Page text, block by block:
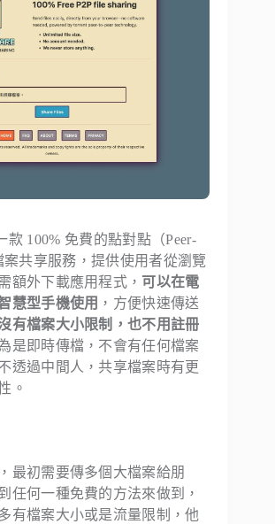
款 100% 免費的點對點（Peer-
案共享服務，提供使用者從瀏覽
額外下載應用程式， 可以在電
慧型手機使用 ，方便快速傳送
有檔案大小限制，也不用註冊
是即時傳檔，不會有任何檔案
透過中間人，共享檔案時有更
。
最初需要傳多個大檔案給朋
任何一種免費的方法來做到，
有檔案大小或是流量限制，他